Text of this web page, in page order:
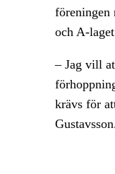
föreningen
och A-
– Jag vill
krävs för